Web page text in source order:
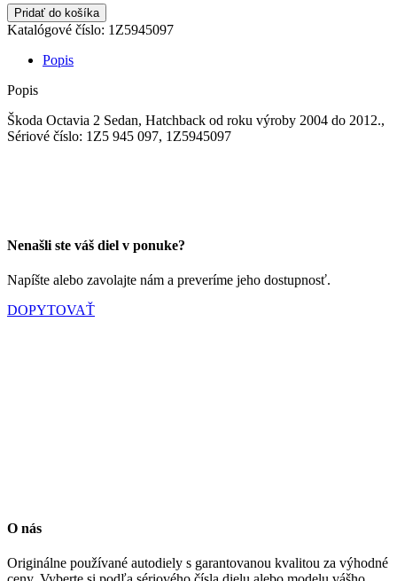
množstvo
ŠKODA
OCTAVIA
SVETLO
Pridať do košíka
Katalógové číslo: 1Z5945097
Popis
Popis
Škoda Octavia 2 Sedan, Hatchback od roku výroby 2004 do 2012.,
Sériové číslo: 1Z5 945 097, 1Z5945097
Nenašli ste váš diel v ponuke?
Napíšte alebo zavolajte nám a preveríme jeho dostupnosť.
DOPYTOVAŤ
O nás
Originálne používané autodiely s garantovanou kvalitou za výhodné